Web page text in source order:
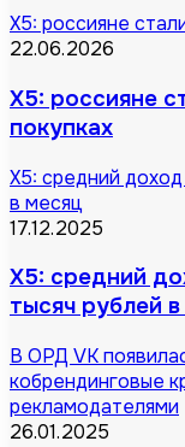
X5: россияне
22.06.2026
X5: россияне
покупках
X5: средний
в месяц
17.12.2025
X5: средний
тысяч рублей
В ОРД VK
кобрендинговые
рекламодателями
26.01.2025